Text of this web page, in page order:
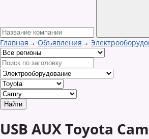
Главная→ Объявления→
USB AUX Toyota